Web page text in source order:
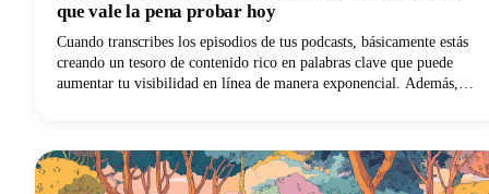
que vale la pena probar hoy
Cuando transcribes los episodios de tus podcasts, básicamente estás
creando un tesoro de contenido rico en palabras clave que puede
aumentar tu visibilidad en línea de manera exponencial. Además,
podcast es brutal. ¡Ese es el tiempo que podrías dedicar a crear mejor
contenido, a conectar con tu audiencia o, de hecho, a hacer crecer tu